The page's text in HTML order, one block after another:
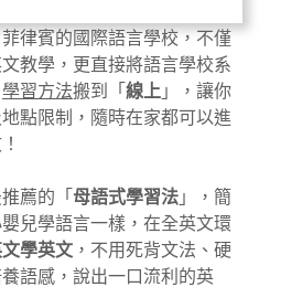
律賓的國際語言學校，不僅
教學，更直接將語言學校系
學習方法搬到「 線上 」，讓你
點限制，隨時在家都可以進
薦的「 母語式學習法 」，簡
兒學語言一樣，在全英文環
學英文 ，不用死背文法、硬
語感，說出一口流利的英